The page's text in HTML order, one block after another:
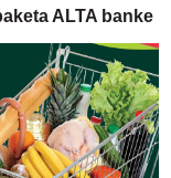
ALTA banke